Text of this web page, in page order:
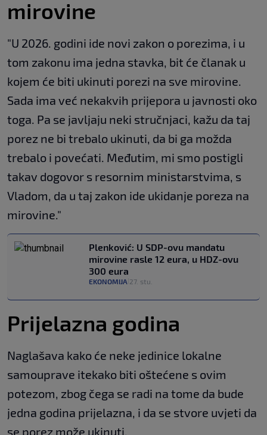
mirovine
"U 2026. godini ide novi zakon o porezima, i u
tom zakonu ima jedna stavka, bit će članak u
kojem će biti ukinuti porezi na sve mirovine.
Sada ima već nekakvih prijepora u javnosti oko
toga. Pa se javljaju neki stručnjaci, kažu da taj
porez ne bi trebalo ukinuti, da bi ga možda
trebalo i povećati. Međutim, mi smo postigli
takav dogovor s resornim ministarstvima, s
Vladom, da u taj zakon ide ukidanje poreza na
mirovine."
Plenković: U SDP-ovu mandatu
mirovine rasle 12 eura, u HDZ-ovu
300 eura
EKONOMIJA 27. stu.
Prijelazna godina
Naglašava kako će neke jedinice lokalne
samouprave itekako biti oštećene s ovim
potezom, zbog čega se radi na tome da bude
jedna godina prijelazna, i da se stvore uvjeti da
se porez može ukinuti.